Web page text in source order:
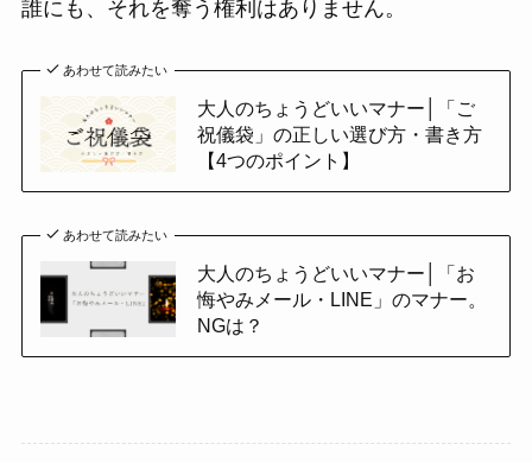
誰にも、それを奪う権利はありません。
あわせて読みたい
大人のちょうどいいマナー│「ご
祝儀袋」の正しい選び方・書き方
【4つのポイント】
あわせて読みたい
大人のちょうどいいマナー│「お
悔やみメール・LINE」のマナー。
NGは？